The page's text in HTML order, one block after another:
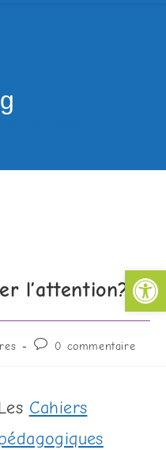
l’attention?
0 commentaire
Cahiers